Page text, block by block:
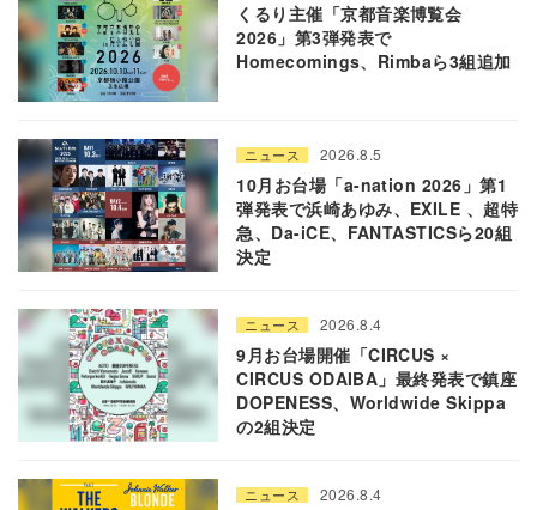
くるり主催「京都音楽博覧会
2026」第3弾発表で
Homecomings、Rimbaら3組追加
ニュース 2026.8.5
10月お台場「a-nation 2026」第1
弾発表で浜崎あゆみ、EXILE 、超特
急、Da-iCE、FANTASTICSら20組
決定
ニュース 2026.8.4
9月お台場開催「CIRCUS ×
CIRCUS ODAIBA」最終発表で鎮座
DOPENESS、Worldwide Skippa
の2組決定
ニュース 2026.8.4